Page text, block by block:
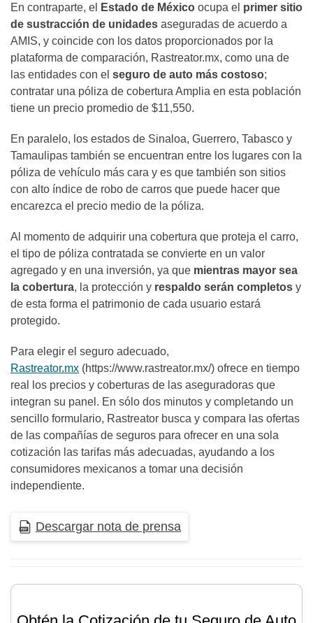
En contraparte, el Estado de México ocupa el primer sitio
de sustracción de unidades aseguradas de acuerdo a
AMIS, y coincide con los datos proporcionados por la
plataforma de comparación, Rastreator.mx, como una de
las entidades con el seguro de auto más costoso;
contratar una póliza de cobertura Amplia en esta población
tiene un precio promedio de $11,550.
En paralelo, los estados de Sinaloa, Guerrero, Tabasco y
Tamaulipas también se encuentran entre los lugares con la
póliza de vehículo más cara y es que también son sitios
con alto índice de robo de carros que puede hacer que
encarezca el precio medio de la póliza.
Al momento de adquirir una cobertura que proteja el carro,
el tipo de póliza contratada se convierte en un valor
agregado y en una inversión, ya que mientras mayor sea
la cobertura, la protección y respaldo serán completos y
de esta forma el patrimonio de cada usuario estará
protegido.
Para elegir el seguro adecuado,
Rastreator.mx (https://www.rastreator.mx/) ofrece en tiempo
real los precios y coberturas de las aseguradoras que
integran su panel. En sólo dos minutos y completando un
sencillo formulario, Rastreator busca y compara las ofertas
de las compañías de seguros para ofrecer en una sola
cotización las tarifas más adecuadas, ayudando a los
consumidores mexicanos a tomar una decisión
independiente.
Descargar nota de prensa